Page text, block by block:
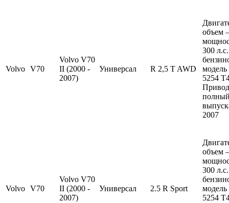
Volvo V70
Volvo V70
II (2000 -
2007)
Универсал R 2,5 T AWD
объем
300
5254
2007
Volvo V70
Volvo V70
II (2000 -
2007)
Универсал 2.5 R Sport
объем
300
5254